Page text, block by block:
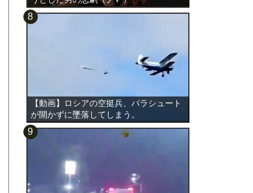
【動画】ロシアの空挺兵、パラシュート
が開かずに墜落してしまう。